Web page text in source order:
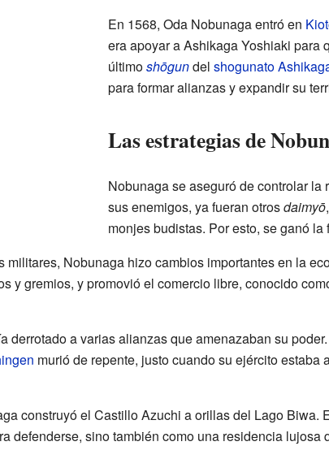
En 1568, Oda Nobunaga entró en
era apoyar a Ashikaga Yoshiaki para
últimoshōgundel shogunato
para formar alianzas y expandir su
Las estrategias de
Nobunaga se aseguró de controlar
sus enemigos, ya fueran otrosdaimyō
monjes budistas. Por esto, se ganó
militares, Nobunaga hizo cambios importantes en la
y gremios, y promovió el comercio libre, conocido
derrotado a varias alianzas que amenazaban su
murió de repente, justo cuando su ejército estaba
construyó el Castillo Azuchi a orillas del Lago Biwa.
defenderse, sino también como una residencia